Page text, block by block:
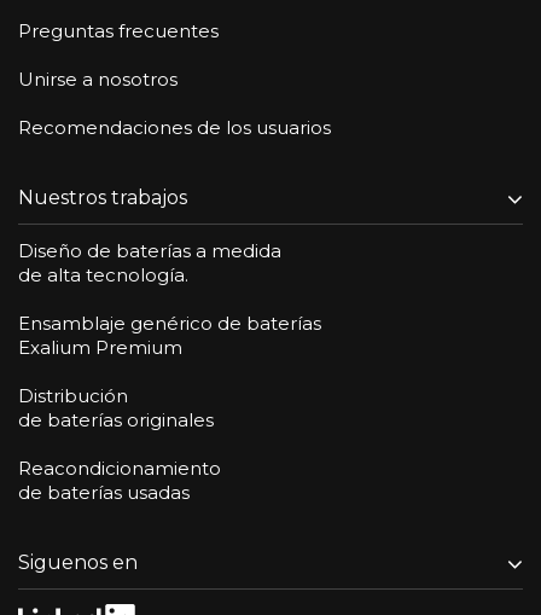
Preguntas frecuentes
Unirse a nosotros
Recomendaciones de los usuarios
Nuestros trabajos
Diseño de baterías a medida
de alta tecnología.
Ensamblaje genérico de baterías
Exalium Premium
Distribución
de baterías originales
Reacondicionamiento
de baterías usadas
Siguenos en